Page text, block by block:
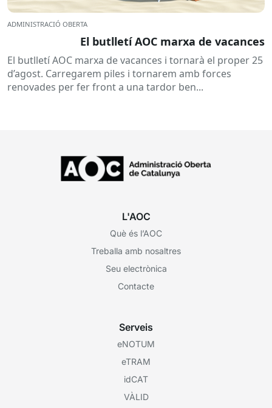
ADMINISTRACIÓ OBERTA
El butlletí AOC marxa de vacances
El butlletí AOC marxa de vacances i tornarà el proper 25
d’agost. Carregarem piles i tornarem amb forces
renovades per fer front a una tardor ben...
L'AOC
Què és l’AOC
Treballa amb nosaltres
Seu electrònica
Contacte
Serveis
eNOTUM
eTRAM
idCAT
VÀLID